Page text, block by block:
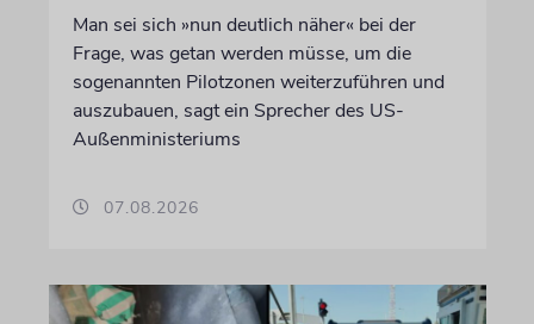
Man sei sich »nun deutlich näher« bei der
Frage, was getan werden müsse, um die
sogenannten Pilotzonen weiterzuführen und
auszubauen, sagt ein Sprecher des US-
Außenministeriums
07.08.2026